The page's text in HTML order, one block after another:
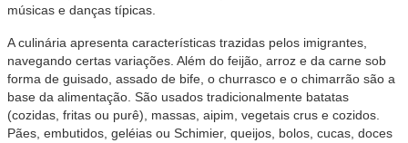
músicas e danças típicas.
A culinária apresenta características trazidas pelos imigrantes,
navegando certas variações. Além do feijão, arroz e da carne sob
forma de guisado, assado de bife, o churrasco e o chimarrão são a
base da alimentação. São usados tradicionalmente batatas
(cozidas, fritas ou purê), massas, aipim, vegetais crus e cozidos.
Pães, embutidos, geléias ou Schimier, queijos, bolos, cucas, doces